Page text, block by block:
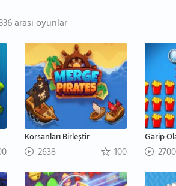
arası oyunlar
Korsanları Birleştir
2638 100
Garip
2700